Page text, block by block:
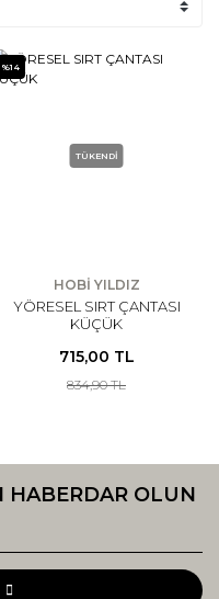
%14
TÜKENDİ
HOBİ YILDIZ
YÖRESEL SIRT ÇANTASI
KÜÇÜK
715,00 TL
834,90 TL
HABERDAR OLUN